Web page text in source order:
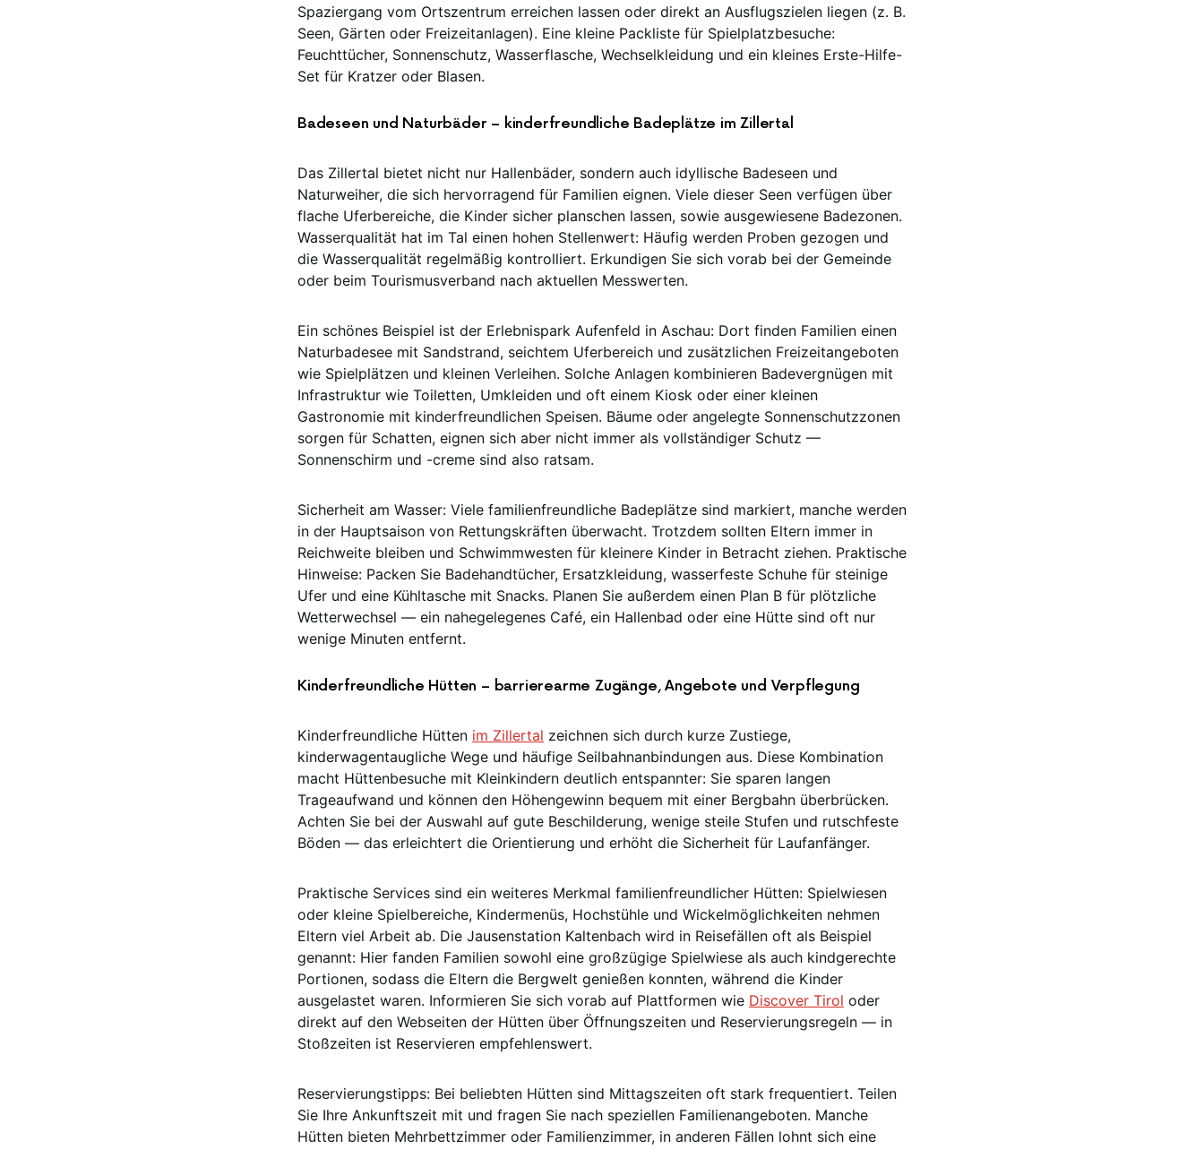
Spaziergang vom Ortszentrum erreichen lassen oder direkt an Ausflugszielen liegen (z. B.
Seen, Gärten oder Freizeitanlagen). Eine kleine Packliste für Spielplatzbesuche:
Feuchttücher, Sonnenschutz, Wasserflasche, Wechselkleidung und ein kleines Erste-Hilfe-
Set für Kratzer oder Blasen.
Badeseen und Naturbäder – kinderfreundliche Badeplätze im Zillertal
Das Zillertal bietet nicht nur Hallenbäder, sondern auch idyllische Badeseen und
Naturweiher, die sich hervorragend für Familien eignen. Viele dieser Seen verfügen über
flache Uferbereiche, die Kinder sicher planschen lassen, sowie ausgewiesene Badezonen.
Wasserqualität hat im Tal einen hohen Stellenwert: Häufig werden Proben gezogen und
die Wasserqualität regelmäßig kontrolliert. Erkundigen Sie sich vorab bei der Gemeinde
oder beim Tourismusverband nach aktuellen Messwerten.
Ein schönes Beispiel ist der Erlebnispark Aufenfeld in Aschau: Dort finden Familien einen
Naturbadesee mit Sandstrand, seichtem Uferbereich und zusätzlichen Freizeitangeboten
wie Spielplätzen und kleinen Verleihen. Solche Anlagen kombinieren Badevergnügen mit
Infrastruktur wie Toiletten, Umkleiden und oft einem Kiosk oder einer kleinen
Gastronomie mit kinderfreundlichen Speisen. Bäume oder angelegte Sonnenschutzzonen
sorgen für Schatten, eignen sich aber nicht immer als vollständiger Schutz —
Sonnenschirm und -creme sind also ratsam.
Sicherheit am Wasser: Viele familienfreundliche Badeplätze sind markiert, manche werden
in der Hauptsaison von Rettungskräften überwacht. Trotzdem sollten Eltern immer in
Reichweite bleiben und Schwimmwesten für kleinere Kinder in Betracht ziehen. Praktische
Hinweise: Packen Sie Badehandtücher, Ersatzkleidung, wasserfeste Schuhe für steinige
Ufer und eine Kühltasche mit Snacks. Planen Sie außerdem einen Plan B für plötzliche
Wetterwechsel — ein nahegelegenes Café, ein Hallenbad oder eine Hütte sind oft nur
wenige Minuten entfernt.
Kinderfreundliche Hütten – barrierearme Zugänge, Angebote und Verpflegung
Kinderfreundliche Hütten im Zillertal zeichnen sich durch kurze Zustiege,
kinderwagentaugliche Wege und häufige Seilbahnanbindungen aus. Diese Kombination
macht Hüttenbesuche mit Kleinkindern deutlich entspannter: Sie sparen langen
Trageaufwand und können den Höhengewinn bequem mit einer Bergbahn überbrücken.
Achten Sie bei der Auswahl auf gute Beschilderung, wenige steile Stufen und rutschfeste
Böden — das erleichtert die Orientierung und erhöht die Sicherheit für Laufanfänger.
Praktische Services sind ein weiteres Merkmal familienfreundlicher Hütten: Spielwiesen
oder kleine Spielbereiche, Kindermenüs, Hochstühle und Wickelmöglichkeiten nehmen
Eltern viel Arbeit ab. Die Jausenstation Kaltenbach wird in Reisefällen oft als Beispiel
genannt: Hier fanden Familien sowohl eine großzügige Spielwiese als auch kindgerechte
Portionen, sodass die Eltern die Bergwelt genießen konnten, während die Kinder
ausgelastet waren. Informieren Sie sich vorab auf Plattformen wie Discover Tirol oder
direkt auf den Webseiten der Hütten über Öffnungszeiten und Reservierungsregeln — in
Stoßzeiten ist Reservieren empfehlenswert.
Reservierungstipps: Bei beliebten Hütten sind Mittagszeiten oft stark frequentiert. Teilen
Sie Ihre Ankunftszeit mit und fragen Sie nach speziellen Familienangeboten. Manche
Hütten bieten Mehrbettzimmer oder Familienzimmer, in anderen Fällen lohnt sich eine